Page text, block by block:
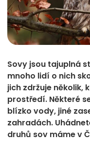
Sovy jsou tajuplná
mnoho lidí o nich
jich zdržuje několik,
prostředí. Některé
blízko vody, jiné
zahradách.
druhů sov máme v